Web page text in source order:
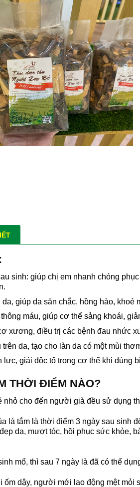
sinh: giúp chị em nhanh chóng
giúp da săn chắc, hồng hào, khoẻ
máu, giúp cơ thể sảng khoái,
xương, điều trị các bệnh đau nhức
da, tạo cho làn da có một mùi
lực, giải độc tố trong cơ thể khi dùng
THỜI ĐIỂM NÀO?
nhỏ cho đến người già đều sử dụng
lá tắm là thời điểm 3 ngày sau sinh
da, mượt tóc, hồi phục sức khỏe,
mổ, thì sau 7 ngày là đã có thể
dậy, người mới lao động mệt mỏi